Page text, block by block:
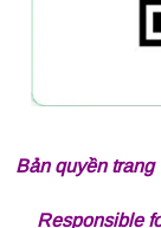
Bản quyền
Responsible